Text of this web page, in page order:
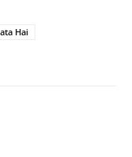
Hai